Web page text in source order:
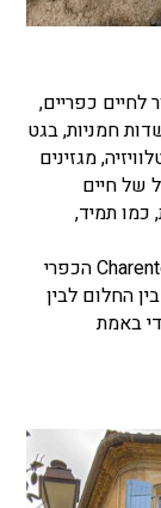
כפריים,
חמניות, בגט
מגזינים
של חיים
כמו תמיד,
הסופרת Kylie Lang, שעברה להתגורר באזור Charente הכפרי
החלום לבין
באמת